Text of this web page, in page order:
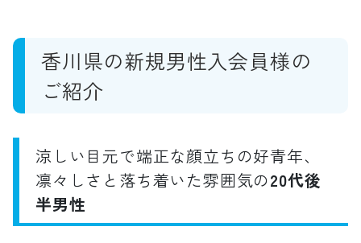
香川県の新規男性入会員様の
ご紹介
涼しい目元で端正な顔立ちの好青年、
凛々しさと落ち着いた雰囲気の20代後
半男性